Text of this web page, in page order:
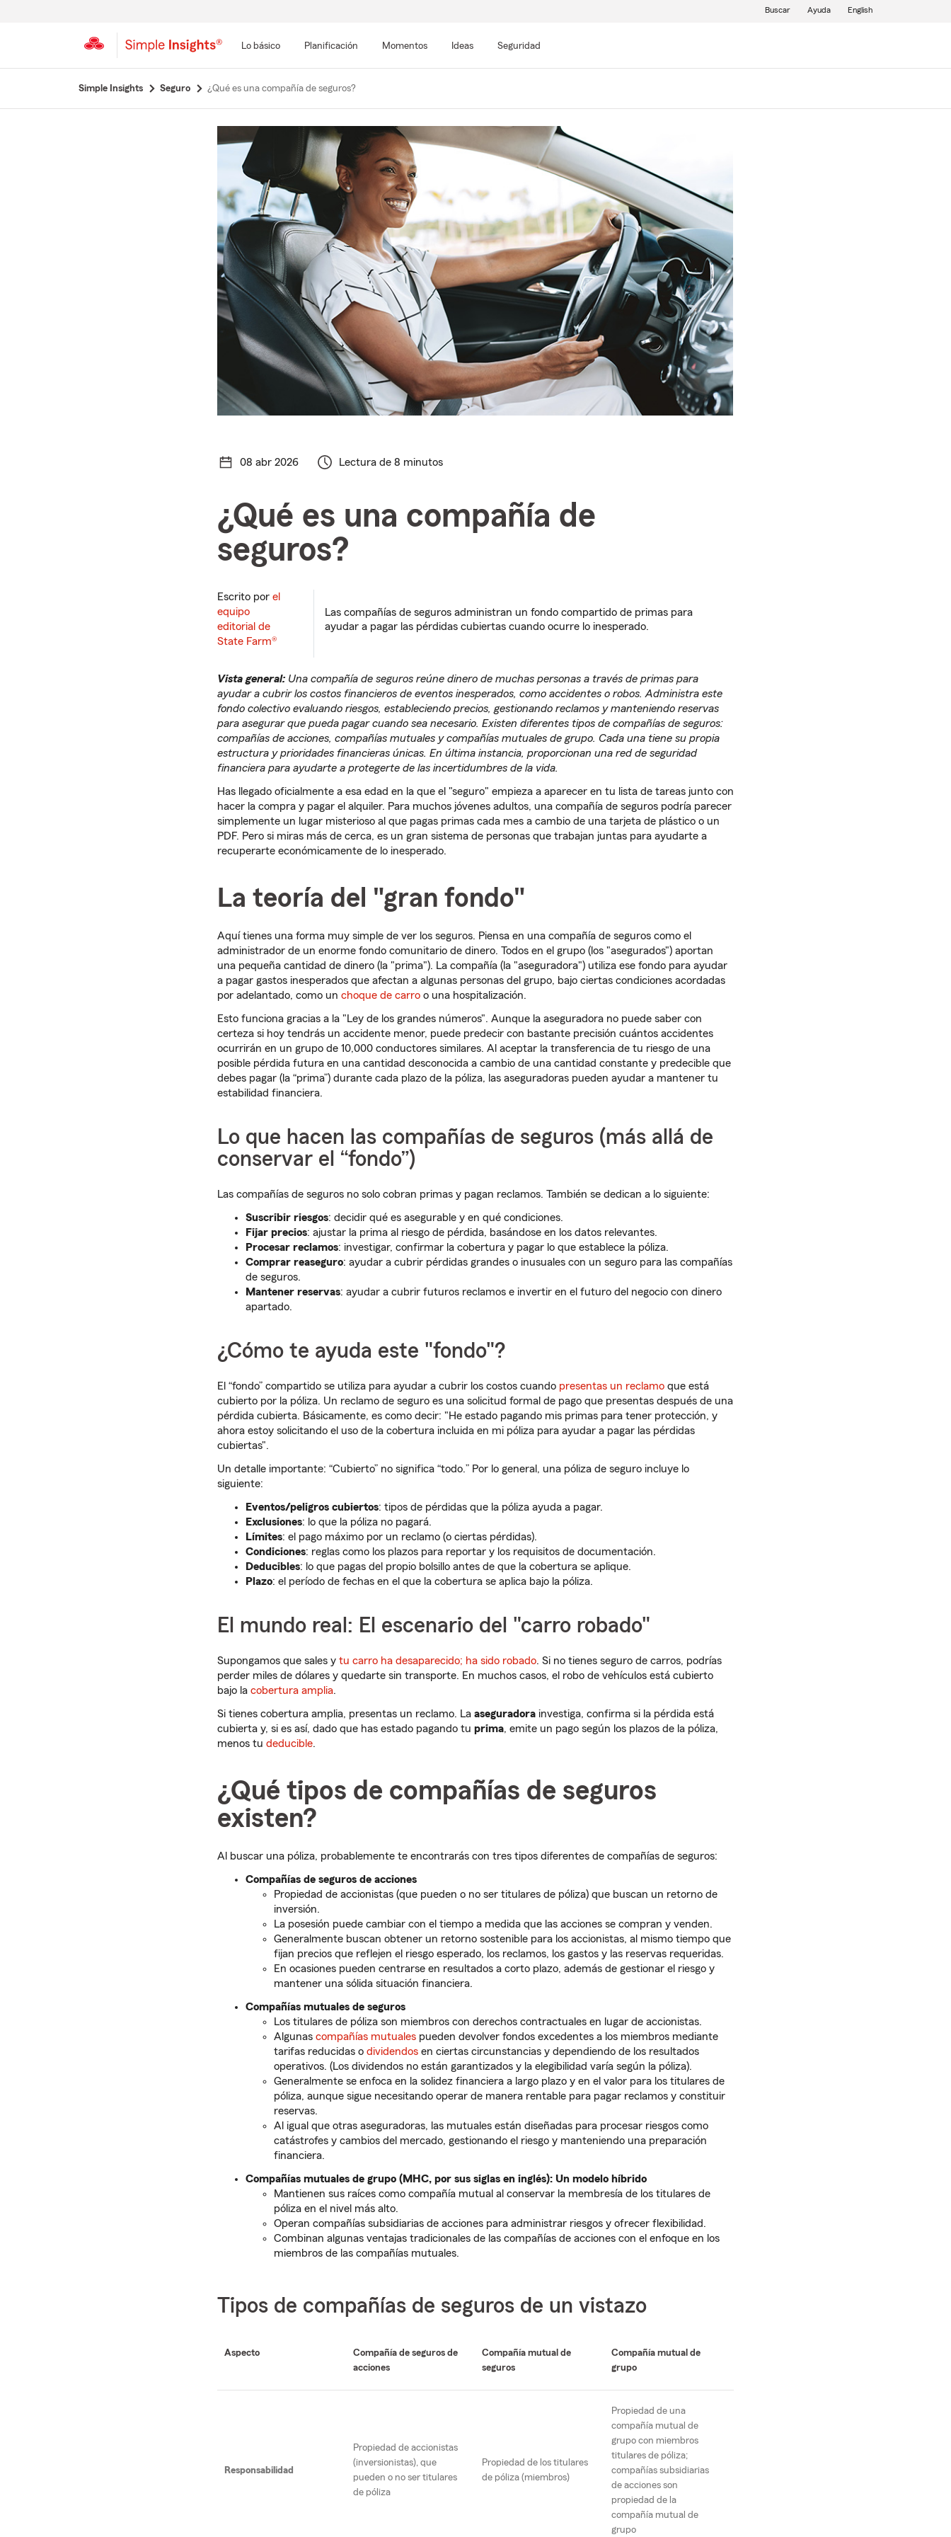
Lo básico Planificación Momentos Ideas Seguridad
Buscar Ayuda English
Simple Insights Seguro ¿Qué es una compañía de seguros?
08 abr 2026 Lectura de 8 minutos
¿Qué es una compañía de
seguros?
Escrito por el
equipo
editorial de
State Farm®
Las compañías de seguros administran un fondo compartido de primas para
ayudar a pagar las pérdidas cubiertas cuando ocurre lo inesperado.
Vista general: Una compañía de seguros reúne dinero de muchas personas a través de primas para
ayudar a cubrir los costos financieros de eventos inesperados, como accidentes o robos. Administra este
fondo colectivo evaluando riesgos, estableciendo precios, gestionando reclamos y manteniendo reservas
para asegurar que pueda pagar cuando sea necesario. Existen diferentes tipos de compañías de seguros:
compañías de acciones, compañías mutuales y compañías mutuales de grupo. Cada una tiene su propia
estructura y prioridades financieras únicas. En última instancia, proporcionan una red de seguridad
financiera para ayudarte a protegerte de las incertidumbres de la vida.
Has llegado oficialmente a esa edad en la que el "seguro" empieza a aparecer en tu lista de tareas junto con
hacer la compra y pagar el alquiler. Para muchos jóvenes adultos, una compañía de seguros podría parecer
simplemente un lugar misterioso al que pagas primas cada mes a cambio de una tarjeta de plástico o un
PDF. Pero si miras más de cerca, es un gran sistema de personas que trabajan juntas para ayudarte a
recuperarte económicamente de lo inesperado.
La teoría del "gran fondo"
Aquí tienes una forma muy simple de ver los seguros. Piensa en una compañía de seguros como el
administrador de un enorme fondo comunitario de dinero. Todos en el grupo (los "asegurados") aportan
una pequeña cantidad de dinero (la "prima"). La compañía (la "aseguradora") utiliza ese fondo para ayudar
a pagar gastos inesperados que afectan a algunas personas del grupo, bajo ciertas condiciones acordadas
por adelantado, como un choque de carro o una hospitalización.
Esto funciona gracias a la "Ley de los grandes números". Aunque la aseguradora no puede saber con
certeza si hoy tendrás un accidente menor, puede predecir con bastante precisión cuántos accidentes
ocurrirán en un grupo de 10,000 conductores similares. Al aceptar la transferencia de tu riesgo de una
posible pérdida futura en una cantidad desconocida a cambio de una cantidad constante y predecible que
debes pagar (la “prima”) durante cada plazo de la póliza, las aseguradoras pueden ayudar a mantener tu
estabilidad financiera.
Lo que hacen las compañías de seguros (más allá de
conservar el “fondo”)
Las compañías de seguros no solo cobran primas y pagan reclamos. También se dedican a lo siguiente:
Suscribir riesgos­: decidir qué es asegurable y en qué condiciones.
Fijar precios: ajustar la prima al riesgo de pérdida, basándose en los datos relevantes.
Procesar reclamos: investigar, confirmar la cobertura y pagar lo que establece la póliza.
Comprar reaseguro: ayudar a cubrir pérdidas grandes o inusuales con un seguro para las compañías
de seguros.
Mantener reservas: ayudar a cubrir futuros reclamos e invertir en el futuro del negocio con dinero
apartado.
¿Cómo te ayuda este "fondo"?
El “fondo” compartido se utiliza para ayudar a cubrir los costos cuando presentas un reclamo que está
cubierto por la póliza. Un reclamo de seguro es una solicitud formal de pago que presentas después de una
pérdida cubierta. Básicamente, es como decir: "He estado pagando mis primas para tener protección, y
ahora estoy solicitando el uso de la cobertura incluida en mi póliza para ayudar a pagar las pérdidas
cubiertas".
Un detalle importante: “Cubierto” no significa “todo.” Por lo general, una póliza de seguro incluye lo
siguiente:
Eventos/peligros cubiertos­­: tipos de pérdidas que la póliza ayuda a pagar.
Exclusiones: lo que la póliza no pagará.
Límites: el pago máximo por un reclamo (o ciertas pérdidas).
Condiciones: reglas como los plazos para reportar y los requisitos de documentación.
Deducibles: lo que pagas del propio bolsillo antes de que la cobertura se aplique.
Plazo: el período de fechas en el que la cobertura se aplica bajo la póliza.
El mundo real: El escenario del "carro robado"
Supongamos que sales y tu carro ha desaparecido; ha sido robado. Si no tienes seguro de carros, podrías
perder miles de dólares y quedarte sin transporte. En muchos casos, el robo de vehículos está cubierto
bajo la cobertura amplia.
Si tienes cobertura amplia, presentas un reclamo. La aseguradora investiga, confirma si la pérdida está
cubierta y, si es así, dado que has estado pagando tu prima, emite un pago según los plazos de la póliza,
menos tu deducible.
¿Qué tipos de compañías de seguros
existen?
Al buscar una póliza, probablemente te encontrarás con tres tipos diferentes de compañías de seguros:
Compañías de seguros de acciones
Propiedad de accionistas (que pueden o no ser titulares de póliza) que buscan un retorno de
inversión.
La posesión puede cambiar con el tiempo a medida que las acciones se compran y venden.
Generalmente buscan obtener un retorno sostenible para los accionistas, al mismo tiempo que
fijan precios que reflejen el riesgo esperado, los reclamos, los gastos y las reservas requeridas.
En ocasiones pueden centrarse en resultados a corto plazo, además de gestionar el riesgo y
mantener una sólida situación financiera.
Compañías mutuales de seguros
Los titulares de póliza son miembros con derechos contractuales en lugar de accionistas.
Algunas compañías mutuales pueden devolver fondos excedentes a los miembros mediante
tarifas reducidas o dividendos en ciertas circunstancias y dependiendo de los resultados
operativos. (Los dividendos no están garantizados y la elegibilidad varía según la póliza).
Generalmente se enfoca en la solidez financiera a largo plazo y en el valor para los titulares de
póliza, aunque sigue necesitando operar de manera rentable para pagar reclamos y constituir
reservas.
Al igual que otras aseguradoras, las mutuales están diseñadas para procesar riesgos como
catástrofes y cambios del mercado, gestionando el riesgo y manteniendo una preparación
financiera.
Compañías mutuales de grupo (MHC, por sus siglas en inglés): Un modelo híbrido
Mantienen sus raíces como compañía mutual al conservar la membresía de los titulares de
póliza en el nivel más alto.
Operan compañías subsidiarias de acciones para administrar riesgos y ofrecer flexibilidad.
Combinan algunas ventajas tradicionales de las compañías de acciones con el enfoque en los
miembros de las compañías mutuales.
Tipos de compañías de seguros de un vistazo
Aspecto
Compañía de seguros de
acciones
Compañía mutual de
seguros
Compañía mutual de
grupo
Responsabilidad
Propiedad de accionistas
(inversionistas), que
pueden o no ser titulares
de póliza
Propiedad de los titulares
de póliza (miembros)
Propiedad de una
compañía mutual de
grupo con miembros
titulares de póliza;
compañías subsidiarias
de acciones son
propiedad de la
compañía mutual de
grupo